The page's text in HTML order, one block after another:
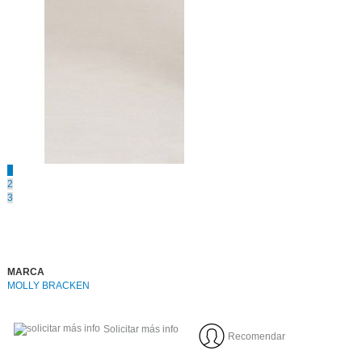
2
3
MARCA
MOLLY BRACKEN
Solicitar más info
Recomendar